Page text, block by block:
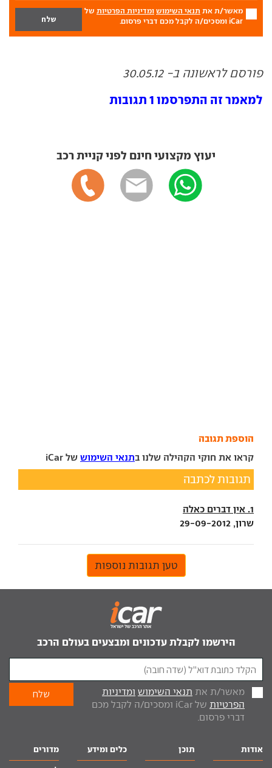
מאשר/ת את תנאי השימוש ומדיניות הפרטיות של
iCar ומסכים/ה לקבל מכם דברי פרסום.
פורסם לראשונה ב- 30.05.12
למאמר זה התפרסמו 1 תגובות
יעוץ מקצועי חינם לפני קניית רכב
הוספת תגובה
קראו את חוקי הקהילה שלנו בתנאי השימוש של iCar
תגובות לכתבה
1. אין דברים כאלה
שרון, 29-09-2012
טען תגובות נוספות
הירשמו לקבלת עדכונים ומבצעים בעולם הרכב
מאשר/ת את תנאי השימוש ומדיניות
הפרטיות
של iCar ומסכים/ה לקבל מכם
דברי פרסום.
אודות תוכן כלים ומידע מדורים